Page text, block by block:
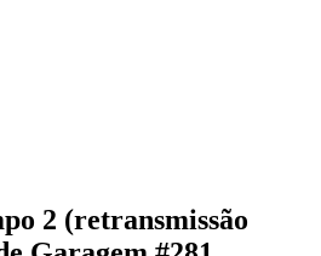
2 (retransmissão